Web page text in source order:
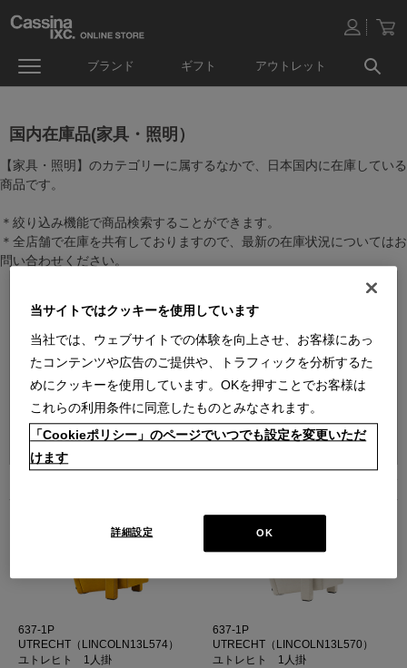
ブランド ギフト アウトレット
国内在庫品(家具・照明）
【家具・照明】のカテゴリーに属するなかで、日本国内に在庫している
商品です。
＊絞り込み機能で商品検索することができます。
＊全店舗で在庫を共有しておりますので、最新の在庫状況についてはお
問い合わせください。
並べ替え：
637-1P
UTRECHT（LINCOLN13L574）
ユトレヒト 1人掛
637-1P
UTRECHT（LINCOLN13L570）
ユトレヒト 1人掛
当サイトではクッキーを使用しています
当社では、ウェブサイトでの体験を向上させ、お客様にあっ
たコンテンツや広告のご提供や、トラフィックを分析するた
めにクッキーを使用しています。OKを押すことでお客様は
これらの利用条件に同意したものとみなされます。
「Cookieポリシー」のページでいつでも設定を変更いただ
けます
OK
詳細設定